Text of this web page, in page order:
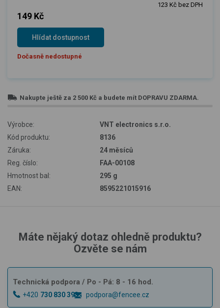
149 Kč
123 Kč bez DPH
Hlídat dostupnost
Dočasně nedostupné
Nakupte ještě za 2 500 Kč a budete mít DOPRAVU ZDARMA.
Výrobce:
VNT electronics s.r.o.
Kód produktu:
8136
Záruka:
24 měsíců
Reg. číslo:
FAA-00108
Hmotnost bal:
295 g
EAN:
8595221015916
Máte nějaký dotaz ohledně produktu?
Ozvěte se nám
Technická podpora / Po - Pá: 8 - 16 hod.
+420 730 830 393 podpora@fencee.cz